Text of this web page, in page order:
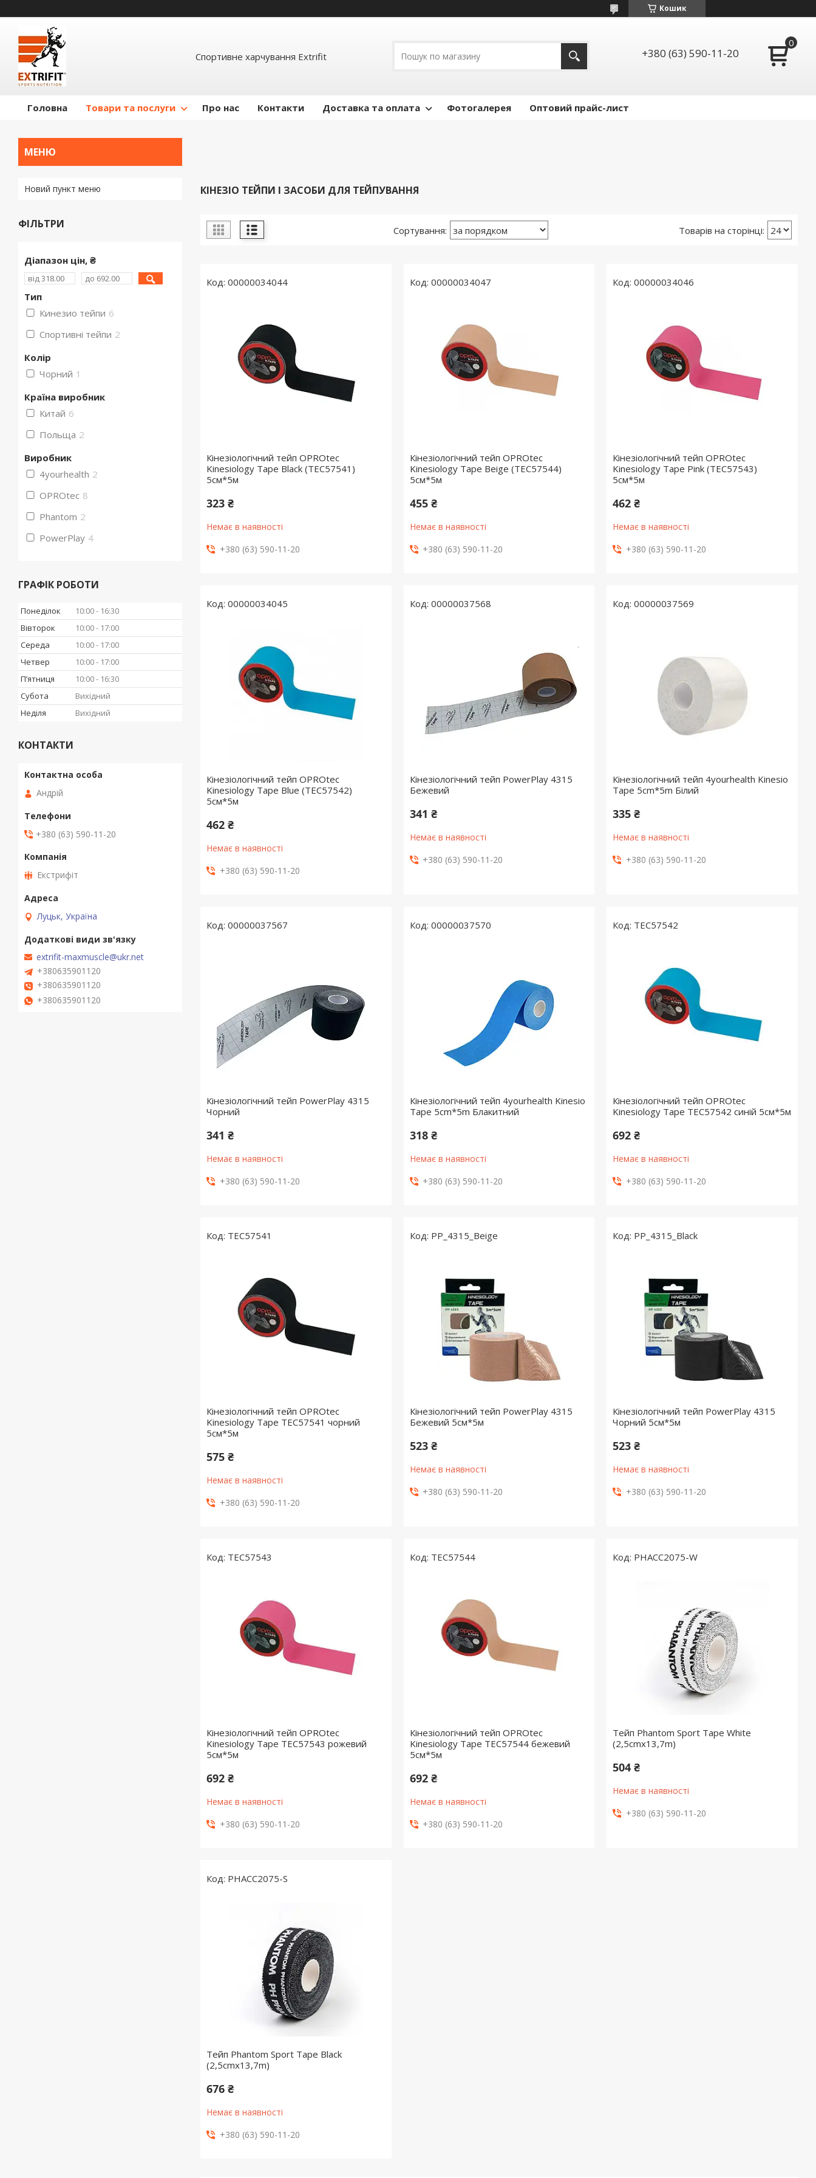
Кошик
Спортивне харчування Extrifit +380 (63) 590-11-20
Головна Товари та послуги Про нас Контакти Доставка та оплата Фотогалерея Оптовий прайс-лист
КІНЕЗІО ТЕЙПИ І ЗАСОБИ ДЛЯ ТЕЙПУВАННЯ
00000034044
Кінезіологічний тейп OPROtec
Kinesiology Tape Black (TEC57541)
5см*5м
323 ₴
Немає в наявності
+380 (63) 590-11-20
00000034047
Кінезіологічний тейп OPROtec
Kinesiology Tape Beige (TEC57544)
5см*5м
455 ₴
Немає в наявності
+380 (63) 590-11-20
00000034046
Кінезіологічний тейп OPROtec
Kinesiology Tape Pink (TEC57543)
5см*5м
462 ₴
Немає в наявності
+380 (63) 590-11-20
00000034045
Кінезіологічний тейп OPROtec
Kinesiology Tape Blue (TEC57542)
5cм*5м
462 ₴
Немає в наявності
+380 (63) 590-11-20
00000037568
Кінезіологічний тейп PowerPlay 4315
Бежевий
341 ₴
Немає в наявності
+380 (63) 590-11-20
00000037569
Кінезіологічний тейп 4yourhealth Kinesio
Tape 5cm*5m Білий
335 ₴
Немає в наявності
+380 (63) 590-11-20
00000037567
Кінезіологічний тейп PowerPlay 4315
Чорний
341 ₴
Немає в наявності
+380 (63) 590-11-20
00000037570
Кінезіологічний тейп 4yourhealth Kinesio
Tape 5cm*5m Блакитний
318 ₴
Немає в наявності
+380 (63) 590-11-20
TEC57542
Кінезіологічний тейп OPROtec
Kinesiology Tape TEC57542 синій 5cм*5м
692 ₴
Немає в наявності
+380 (63) 590-11-20
TEC57541
Кінезіологічний тейп OPROtec
Kinesiology Tape TEC57541 чорний
5cм*5м
575 ₴
Немає в наявності
+380 (63) 590-11-20
PP_4315_Beige
Кінезіологічний тейп PowerPlay 4315
Бежевий 5cм*5м
523 ₴
Немає в наявності
+380 (63) 590-11-20
PP_4315_Black
Кінезіологічний тейп PowerPlay 4315
Чорний 5cм*5м
523 ₴
Немає в наявності
+380 (63) 590-11-20
TEC57543
Кінезіологічний тейп OPROtec
Kinesiology Tape TEC57543 рожевий
5cм*5м
692 ₴
Немає в наявності
+380 (63) 590-11-20
TEC57544
Кінезіологічний тейп OPROtec
Kinesiology Tape TEC57544 бежевий
5см*5м
692 ₴
Немає в наявності
+380 (63) 590-11-20
PHACC2075-W
Тейп Phantom Sport Tape White
(2,5cmx13,7m)
504 ₴
Немає в наявності
+380 (63) 590-11-20
PHACC2075-S
Тейп Phantom Sport Tape Black
(2,5cmx13,7m)
676 ₴
Немає в наявності
+380 (63) 590-11-20
Новий пункт меню
ФІЛЬТРИ
Діапазон цін, ₴
Тип
Кинезио тейпи 6
Спортивні тейпи 2
Колір
Чорний 1
Країна виробник
Китай 6
Польща 2
Виробник
4yourhealth 2
OPROtec 8
Phantom 2
PowerPlay 4
ГРАФІК РОБОТИ
Понеділок 10:00
16:30
Вівторок
10:00
17:00
Середа
10:00
17:00
Четвер
10:00
17:00
Пʼятниця
10:00
16:30
Субота
Вихідний
Неділя
Вихідний
КОНТАКТИ
Андрій
+380 (63) 590-11-20
Екстрифіт
Луцьк, Україна
extrifit-maxmuscle@ukr.net
+380635901120
+380635901120
+380635901120